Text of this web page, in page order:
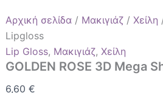
Αρχική σελίδα / Μακιγιάζ /Χείλη
Lipgloss
Lip Gloss, Μακιγιάζ,Χείλη
GOLDEN ROSE 3D Mega
6,60€